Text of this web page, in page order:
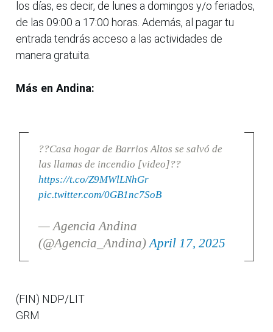
los días, es decir, de lunes a domingos y/o feriados,
de las 09:00 a 17:00 horas. Además, al pagar tu
entrada tendrás acceso a las actividades de
manera gratuita.
Más en Andina:
??Casa hogar de Barrios Altos se salvó de
las llamas de incendio [video]??
https://t.co/Z9MWlLNhGr
pic.twitter.com/0GB1nc7SoB
— Agencia Andina
(@Agencia_Andina)April 17, 2025
(FIN) NDP/LIT
GRM